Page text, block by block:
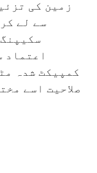
سے لے
اعتماد
کمپیکٹ شدہ
صلاحیت اسے